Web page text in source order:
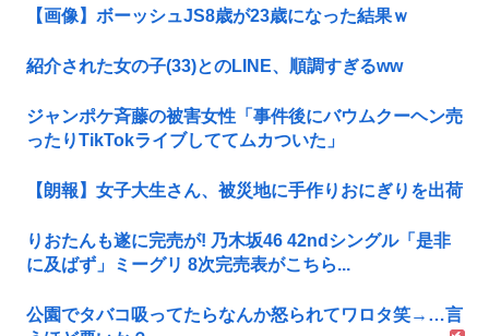
【画像】ボーッシュJS8歳が23歳になった結果ｗ
紹介された女の子(33)とのLINE、順調すぎるww
ジャンポケ斉藤の被害女性「事件後にバウムクーヘン売
ったりTikTokライブしててムカついた」
【朗報】女子大生さん、被災地に手作りおにぎりを出荷
りおたんも遂に完売が! 乃木坂46 42ndシングル「是非
に及ばず」ミーグリ 8次完売表がこちら...
公園でタバコ吸ってたらなんか怒られてワロタ笑→…言